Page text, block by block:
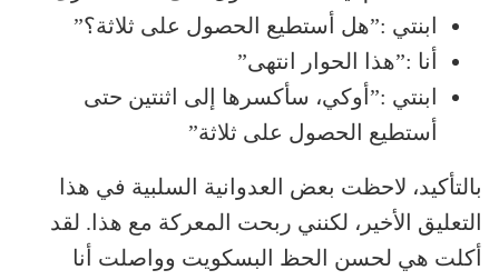
ابنتي :”هل أستطيع الحصول على ثلاثة؟”
أنا :”هذا الحوار انتهى”
ابنتي :”أوكي، سأكسرها إلى اثنتين حتى
أستطيع الحصول على ثلاثة”
بالتأكيد، لاحظت بعض العدوانية السلبية في هذا
التعليق الأخير، لكنني ربحت المعركة مع هذا. لقد
أكلت هي لحسن الحظ البسكويت وواصلت أنا